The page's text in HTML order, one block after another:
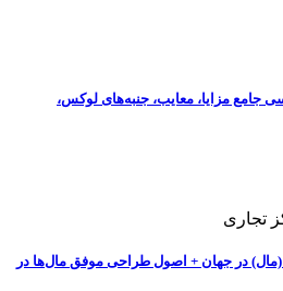
جامع مزایا، معایب، جنبه‌های لوکس،
در جهان + اصول طراحی موفق مال‌ها در